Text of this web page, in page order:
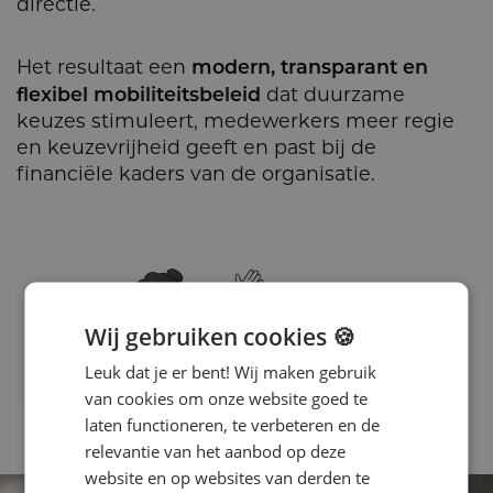
Het resultaat een modern, transparant en
flexibel mobiliteitsbeleid dat duurzame
keuzes stimuleert, medewerkers meer regie
en keuzevrijheid geeft en past bij de
financiële kaders van de organisatie.
Wij gebruiken cookies 🍪
Leuk dat je er bent! Wij maken gebruik
van cookies om onze website goed te
laten functioneren, te verbeteren en de
relevantie van het aanbod op deze
website en op websites van derden te